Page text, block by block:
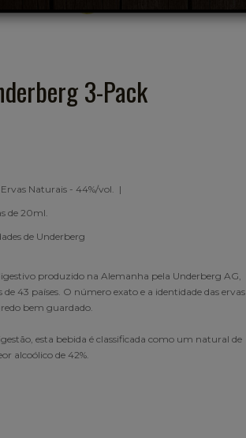
3-Pack
Naturais - 44%/vol. |
de 20ml.
de Underberg
produzido na Alemanha pela Underberg AG,
43 países. O número exato e a identidade das ervas
bem guardado.
esta bebida é classificada como um natural de
alcoólico de 42%.